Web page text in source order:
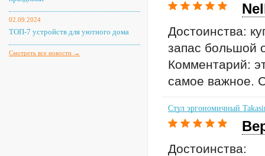
02.09.2024
ТОП-7 устройств для уютного дома
Смотреть все новости →
Достоинства:
запас большой
Комментарий:
самое важное.
Стул эргономичный
Достоинства: